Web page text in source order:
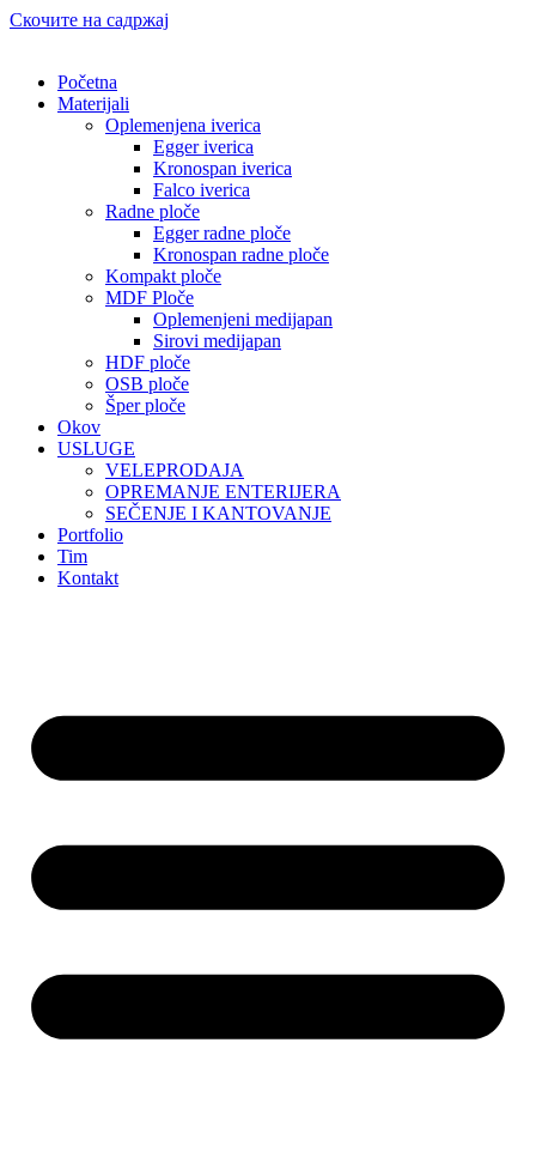
Скочите на садржај
Početna
Materijali
Oplemenjena iverica
Egger iverica
Kronospan iverica
Falco iverica
Radne ploče
Egger radne ploče
Kronospan radne ploče
Kompakt ploče
MDF Ploče
Oplemenjeni medijapan
Sirovi medijapan
HDF ploče
OSB ploče
Šper ploče
Okov
USLUGE
VELEPRODAJA
OPREMANJE ENTERIJERA
SEČENJE I KANTOVANJE
Portfolio
Tim
Kontakt